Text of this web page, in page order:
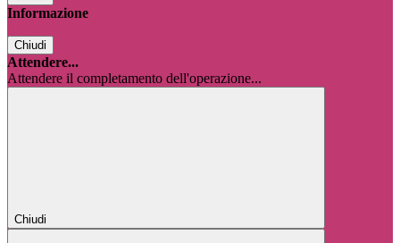
Informazione
Chiudi
Attendere...
Attendere il completamento dell'operazione...
Chiudi